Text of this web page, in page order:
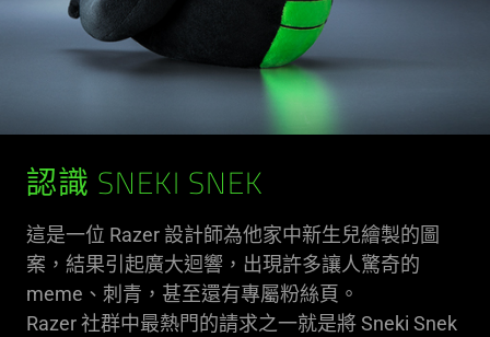
認識 SNEKI SNEK
這是一位 Razer 設計師為他家中新生兒繪製的圖
案，結果引起廣大迴響，出現許多讓人驚奇的
meme、刺青，甚至還有專屬粉絲頁。
Razer 社群中最熱門的請求之一就是將 Sneki Snek